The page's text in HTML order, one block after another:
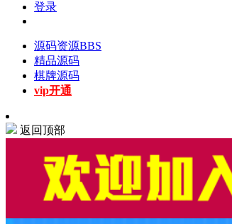
登录
源码资源BBS
精品源码
棋牌源码
vip开通
返回顶部